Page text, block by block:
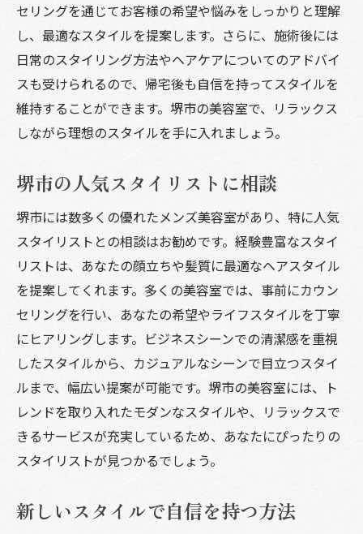
セリングを通じてお客様の希望や悩みをしっかりと理解
し、最適なスタイルを提案します。さらに、施術後には
日常のスタイリング方法やヘアケアについてのアドバイ
スも受けられるので、帰宅後も自信を持ってスタイルを
維持することができます。堺市の美容室で、リラックス
しながら理想のスタイルを手に入れましょう。
堺市の人気スタイリストに相談
堺市には数多くの優れたメンズ美容室があり、特に人気
スタイリストとの相談はお勧めです。経験豊富なスタイ
リストは、あなたの顔立ちや髪質に最適なヘアスタイル
を提案してくれます。多くの美容室では、事前にカウン
セリングを行い、あなたの希望やライフスタイルを丁寧
にヒアリングします。ビジネスシーンでの清潔感を重視
したスタイルから、カジュアルなシーンで目立つスタイ
ルまで、幅広い提案が可能です。堺市の美容室には、ト
レンドを取り入れたモダンなスタイルや、リラックスで
きるサービスが充実しているため、あなたにぴったりの
スタイリストが見つかるでしょう。
新しいスタイルで自信を持つ方法